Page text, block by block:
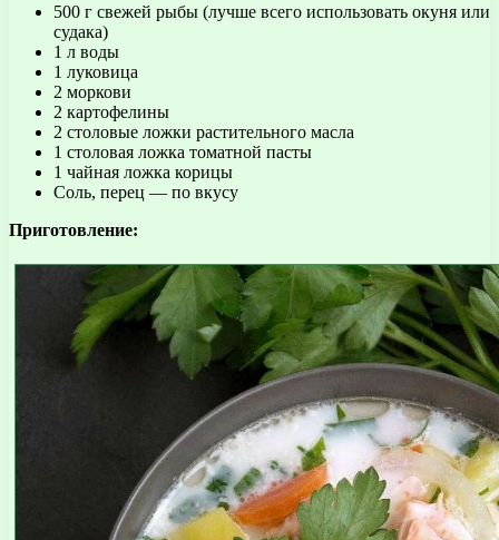
500 г свежей рыбы (лучше всего использовать окуня или
судака)
1 л воды
1 луковица
2 моркови
2 картофелины
2 столовые ложки растительного масла
1 столовая ложка томатной пасты
1 чайная ложка корицы
Соль, перец — по вкусу
Приготовление: